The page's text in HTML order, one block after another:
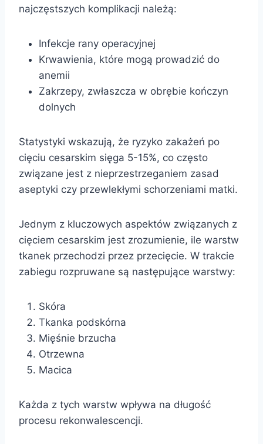
najczęstszych komplikacji należą:
Infekcje rany operacyjnej
Krwawienia, które mogą prowadzić do
anemii
Zakrzepy, zwłaszcza w obrębie kończyn
dolnych
Statystyki wskazują, że ryzyko zakażeń po
cięciu cesarskim sięga 5-15%, co często
związane jest z nieprzestrzeganiem zasad
aseptyki czy przewlekłymi schorzeniami matki.
Jednym z kluczowych aspektów związanych z
cięciem cesarskim jest zrozumienie, ile warstw
tkanek przechodzi przez przecięcie. W trakcie
zabiegu rozpruwane są następujące warstwy:
Skóra
Tkanka podskórna
Mięśnie brzucha
Otrzewna
Macica
Każda z tych warstw wpływa na długość
procesu rekonwalescencji.